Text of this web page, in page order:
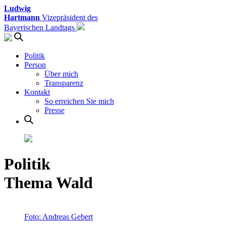
Ludwig
Hartmann Vizepräsident des
Bayerischen Landtags
Politik
Person
Über mich
Transparenz
Kontakt
So erreichen Sie mich
Presse
Politik
Thema Wald
Foto: Andreas Gebert